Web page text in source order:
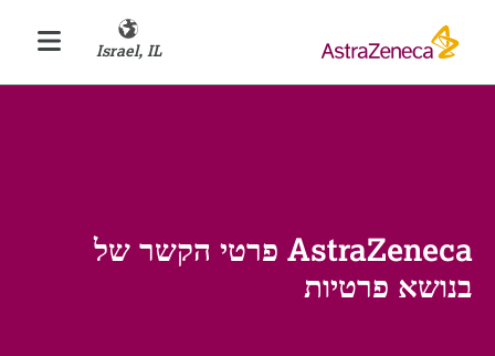
Israel, IL
AstraZeneca פרטי הקשר של
בנושא פרטיות